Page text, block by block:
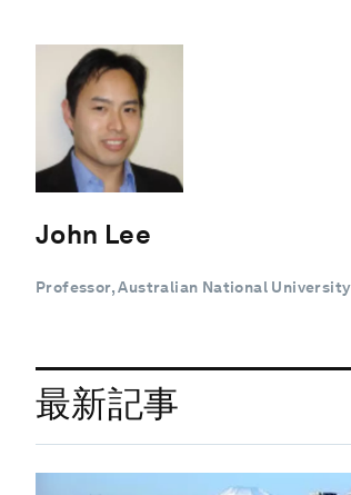
John Lee
Professor, Australian National University
最新記事